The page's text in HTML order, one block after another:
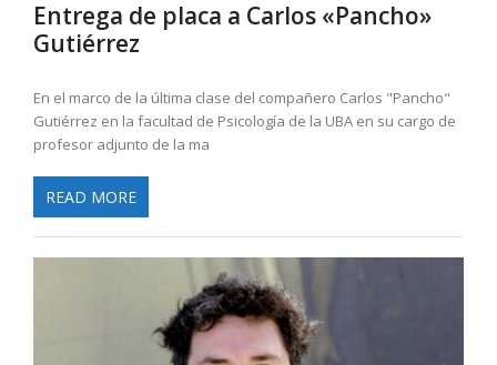
Entrega de placa a Carlos «Pancho»
Gutiérrez
En el marco de la última clase del compañero Carlos "Pancho"
Gutiérrez en la facultad de Psicología de la UBA en su cargo de
profesor adjunto de la ma
READ MORE